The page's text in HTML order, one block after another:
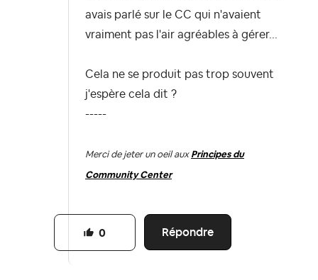
avais parlé sur le CC qui n'avaient
vraiment pas l'air agréables à gérer...
Cela ne se produit pas trop souvent
j'espère cela dit ?
-----
Merci de jeter un oeil aux Principes du
Community Center
Répondre
0